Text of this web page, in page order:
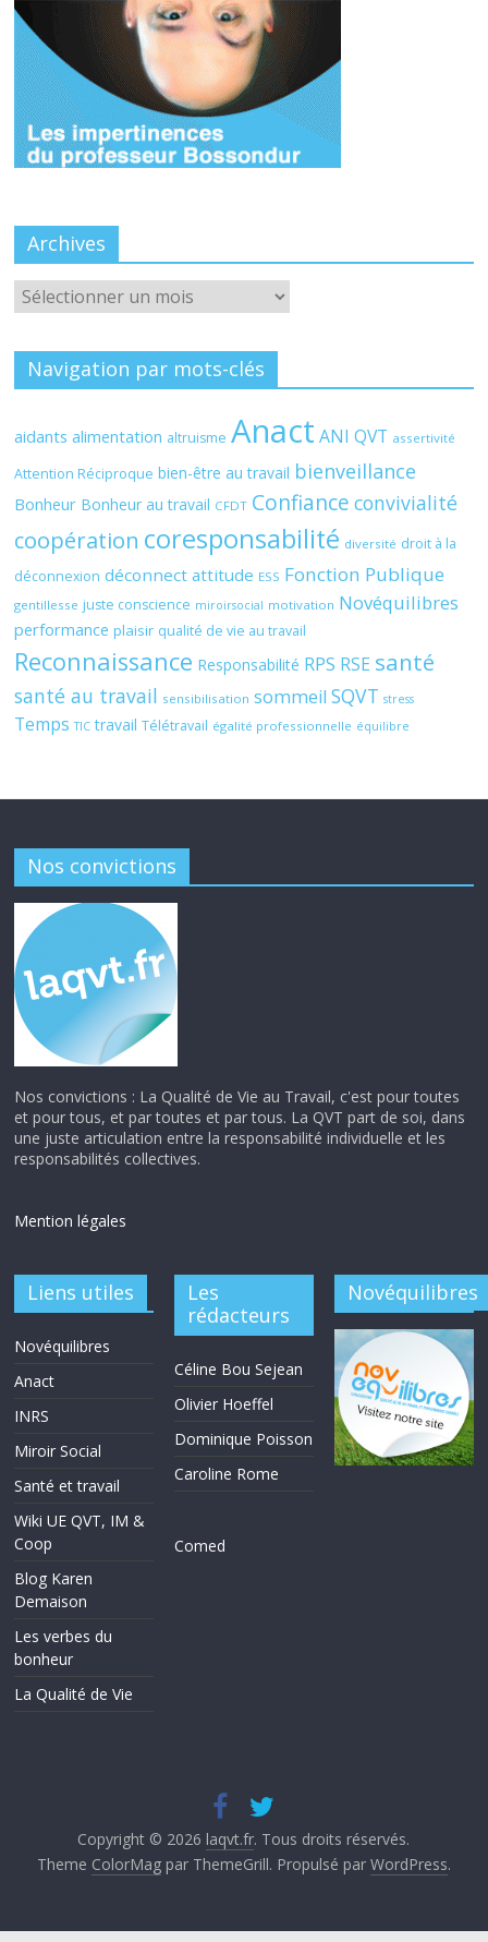
Archives
Archives
Navigation par mots-clés
aidants alimentation altruisme Anact ANI QVT assertivité
Attention Réciproque bien-être au travail bienveillance
Bonheur Bonheur au travail CFDT Confiance convivialité
coopération coresponsabilité diversité droit à la
déconnexion déconnect attitude ESS Fonction Publique
gentillesse juste conscience miroirsocial motivation Novéquilibres
performance plaisir qualité de vie au travail
Reconnaissance Responsabilité RPS RSE santé
santé au travail sensibilisation sommeil SQVT stress
Temps TIC travail Télétravail égalité professionnelle équilibre
Nos convictions
Nos convictions : La Qualité de Vie au Travail, c'est pour toutes
et pour tous, et par toutes et par tous. La QVT part de soi, dans
une juste articulation entre la responsabilité individuelle et les
responsabilités collectives.
Mention légales
Liens utiles
Novéquilibres
Anact
INRS
Miroir Social
Santé et travail
Wiki UE QVT, IM &
Coop
Blog Karen
Demaison
Les verbes du
bonheur
La Qualité de Vie
Les
rédacteurs
Céline Bou Sejean
Olivier Hoeffel
Dominique Poisson
Caroline Rome
Comed
Novéquilibres
Copyright © 2026 laqvt.fr. Tous droits réservés.
Theme ColorMagpar ThemeGrill. Propulsé par WordPress.